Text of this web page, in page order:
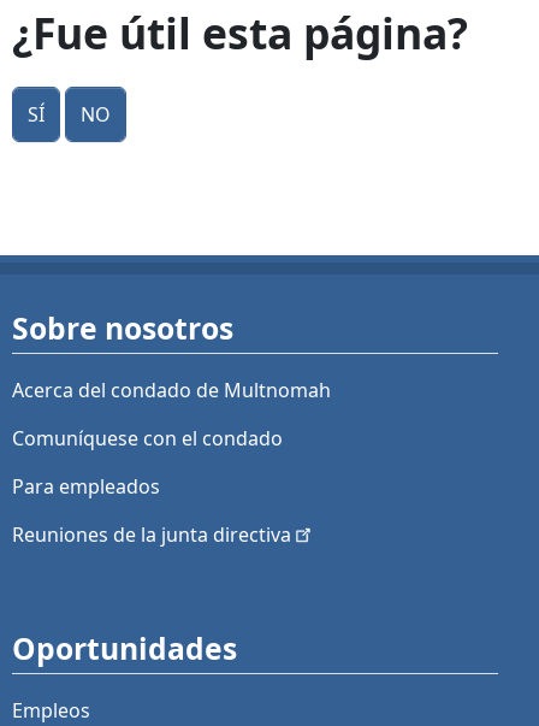
¿Fue útil esta página?
Sí No
Sobre nosotros
Acerca del condado de Multnomah
Comuníquese con el condado
Para empleados
Reuniones de la junta directiva
Oportunidades
Empleos